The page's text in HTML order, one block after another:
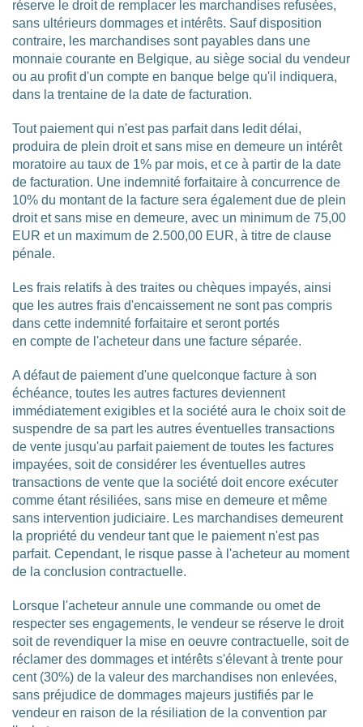
réserve le droit de remplacer les marchandises refusées,
sans ultérieurs dommages et intérêts. Sauf disposition
contraire, les marchandises sont payables dans une
monnaie courante en Belgique, au siège social du vendeur
ou au profit d'un compte en banque belge qu'il indiquera,
dans la trentaine de la date de facturation.
Tout paiement qui n'est pas parfait dans ledit délai,
produira de plein droit et sans mise en demeure un intérêt
moratoire au taux de 1% par mois, et ce à partir de la date
de facturation. Une indemnité forfaitaire à concurrence de
10% du montant de la facture sera également due de plein
droit et sans mise en demeure, avec un minimum de 75,00
EUR et un maximum de 2.500,00 EUR, à titre de clause
pénale.
Les frais relatifs à des traites ou chèques impayés, ainsi
que les autres frais d'encaissement ne sont pas compris
dans cette indemnité forfaitaire et seront portés
en compte de l'acheteur dans une facture séparée.
A défaut de paiement d'une quelconque facture à son
échéance, toutes les autres factures deviennent
immédiatement exigibles et la société aura le choix soit de
suspendre de sa part les autres éventuelles transactions
de vente jusqu'au parfait paiement de toutes les factures
impayées, soit de considérer les éventuelles autres
transactions de vente que la société doit encore exécuter
comme étant résiliées, sans mise en demeure et même
sans intervention judiciaire. Les marchandises demeurent
la propriété du vendeur tant que le paiement n'est pas
parfait. Cependant, le risque passe à l'acheteur au moment
de la conclusion contractuelle.
Lorsque l'acheteur annule une commande ou omet de
respecter ses engagements, le vendeur se réserve le droit
soit de revendiquer la mise en oeuvre contractuelle, soit de
réclamer des dommages et intérêts s'élevant à trente pour
cent (30%) de la valeur des marchandises non enlevées,
sans préjudice de dommages majeurs justifiés par le
vendeur en raison de la résiliation de la convention par